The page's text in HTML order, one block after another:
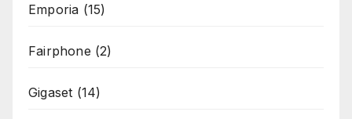
Emporia (15)
Fairphone (2)
Gigaset (14)